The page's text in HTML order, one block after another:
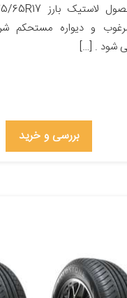
و دیواره مستحکم
شود . […]
بررسی و خرید